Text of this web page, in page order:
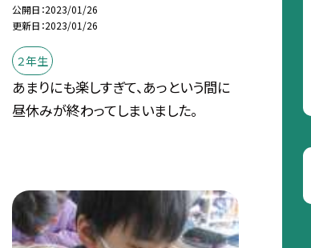
公開日 2023/01/26
更新日 2023/01/26
２年生
あまりにも楽しすぎて、あっという間に
昼休みが終わってしまいました。